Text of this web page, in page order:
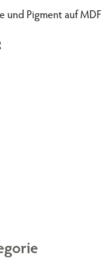
und Pigment auf MDF